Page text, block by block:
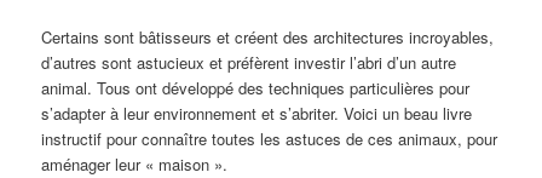
Certains sont bâtisseurs et créent des architectures incroyables,
d’autres sont astucieux et préfèrent investir l’abri d’un autre
animal. Tous ont développé des techniques particulières pour
s’adapter à leur environnement et s’abriter. Voici un beau livre
instructif pour connaître toutes les astuces de ces animaux, pour
aménager leur « maison ».